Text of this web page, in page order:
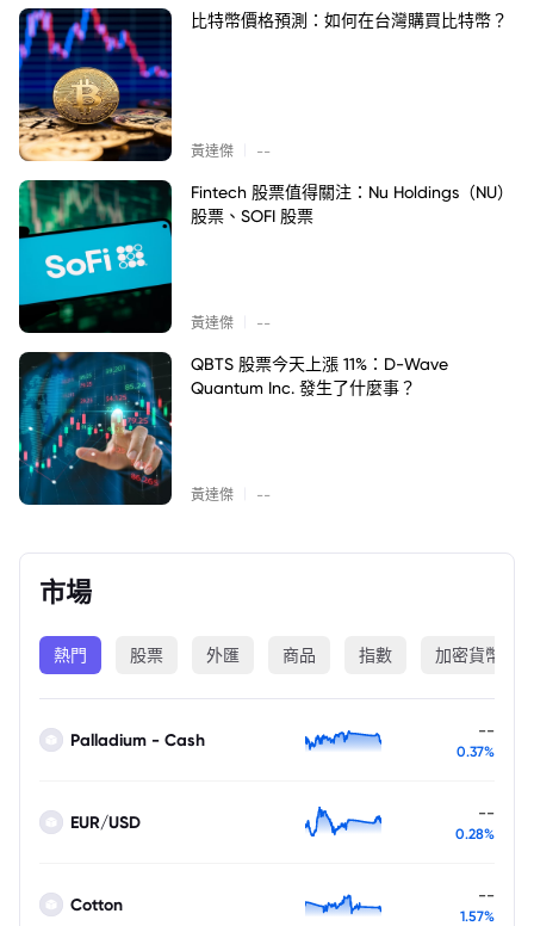
比特幣價格預測：如何在台灣購買比特幣？
黃達傑 --
Fintech 股票值得關注：Nu Holdings（NU）
股票、SOFI 股票
黃達傑 --
QBTS 股票今天上漲 11%：D-Wave
Quantum Inc. 發生了什麼事？
黃達傑 --
市場
熱門 股票 外匯 商品 指數 加密貨幣
Palladium - Cash --
0.37%
EUR/USD --
0.28%
Cotton --
1.57%